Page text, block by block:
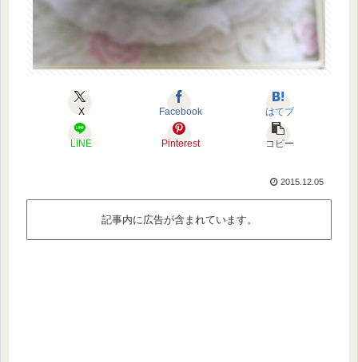
X Facebook はてブ
LINE Pinterest コピー
2015.12.05
記事内に広告が含まれています。